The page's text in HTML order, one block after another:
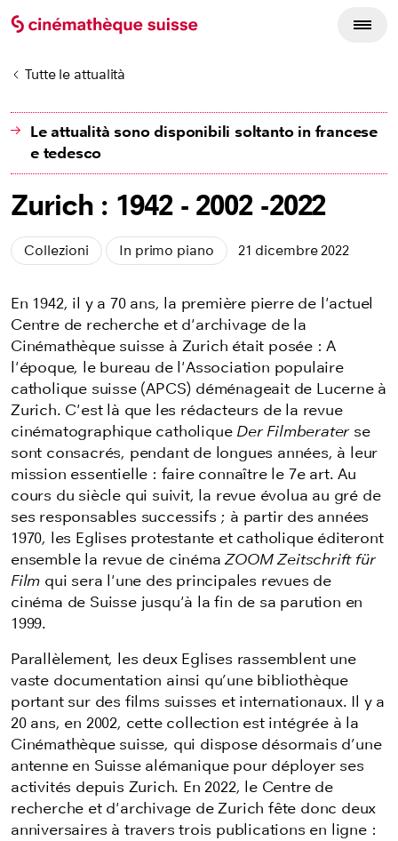
Tutte le attualità
Le attualità sono disponibili soltanto in francese
e tedesco
Zurich : 1942 - 2002 -2022
Collezioni In primo piano 21 dicembre 2022
En 1942, il y a 70 ans, la première pierre de l'actuel
Centre de recherche et d'archivage de la
Cinémathèque suisse à Zurich était posée : A
l'époque, le bureau de l'Association populaire
catholique suisse (APCS) déménageait de Lucerne à
Zurich. C'est là que les rédacteurs de la revue
cinématographique catholique Der Filmberater se
sont consacrés, pendant de longues années, à leur
mission essentielle : faire connaître le 7e art. Au
cours du siècle qui suivit, la revue évolua au gré de
ses responsables successifs ; à partir des années
1970, les Eglises protestante et catholique éditeront
ensemble la revue de cinémaZOOM Zeitschrift für
Film qui sera l'une des principales revues de
cinéma de Suisse jusqu'à la fin de sa parution en
1999.
Parallèlement, les deux Eglises rassemblent une
vaste documentation ainsi qu’une bibliothèque
portant sur des films suisses et internationaux. Il y a
20 ans, en 2002, cette collection est intégrée à la
Cinémathèque suisse, qui dispose désormais d’une
antenne en Suisse alémanique pour déployer ses
activités depuis Zurich. En 2022, le Centre de
recherche et d'archivage de Zurich fête donc deux
anniversaires à travers trois publications en ligne :